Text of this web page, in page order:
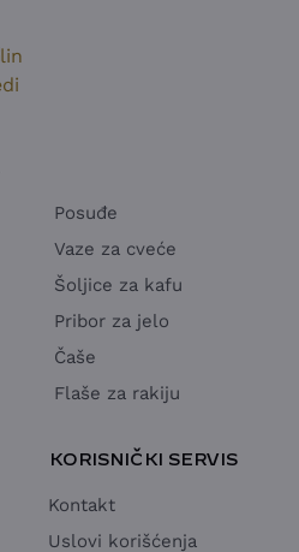
Posuđe
Vaze za cveće
Šoljice za kafu
Pribor za jelo
Čaše
Flaše za rakiju
KORISNIČKI SERVIS
Kontakt
Uslovi korišćenja